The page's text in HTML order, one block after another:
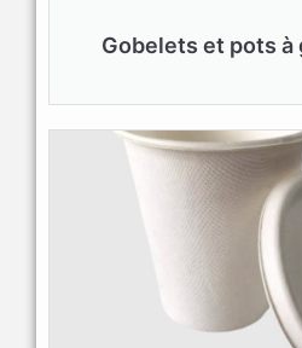
Gobelets et pots à